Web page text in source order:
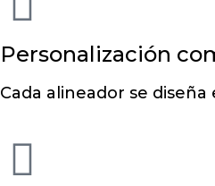
Personalización
Cada alineador se